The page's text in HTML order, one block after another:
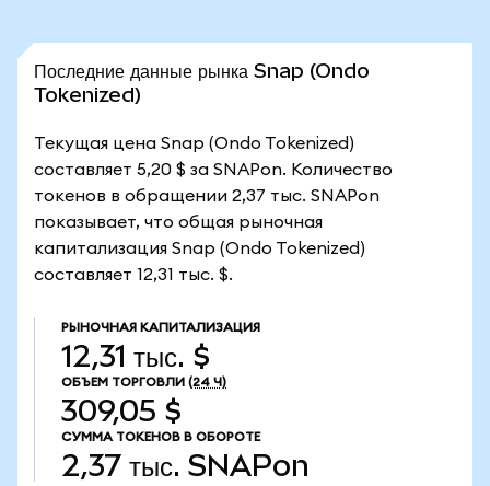
Последние данные рынка Snap (Ondo
Tokenized)
Текущая цена Snap (Ondo Tokenized)
составляет 5,20 $ за SNAPon. Количество
токенов в обращении 2,37 тыс. SNAPon
показывает, что общая рыночная
капитализация Snap (Ondo Tokenized)
составляет 12,31 тыс. $.
РЫНОЧНАЯ КАПИТАЛИЗАЦИЯ
12,31 тыс. $
ОБЪЕМ ТОРГОВЛИ (24 Ч)
309,05 $
СУММА ТОКЕНОВ В ОБОРОТЕ
2,37 тыс. SNAPon